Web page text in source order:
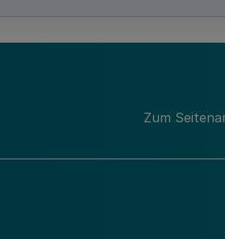
Männern für das Land
Zum